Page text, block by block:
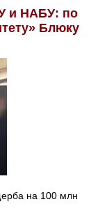
и НАБУ: по
Блюку
на 100 млн